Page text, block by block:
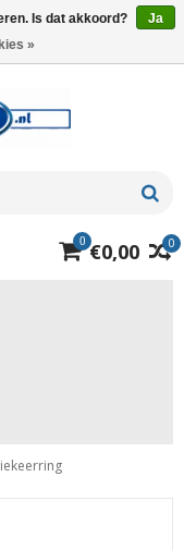
0
0 €0,00
Is dat akkoord?
Ja
»